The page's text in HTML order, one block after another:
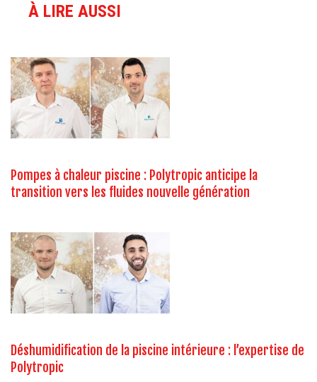
À LIRE AUSSI
Pompes à chaleur piscine : Polytropic anticipe la
transition vers les fluides nouvelle génération
Déshumidification de la piscine intérieure : l’expertise de
Polytropic